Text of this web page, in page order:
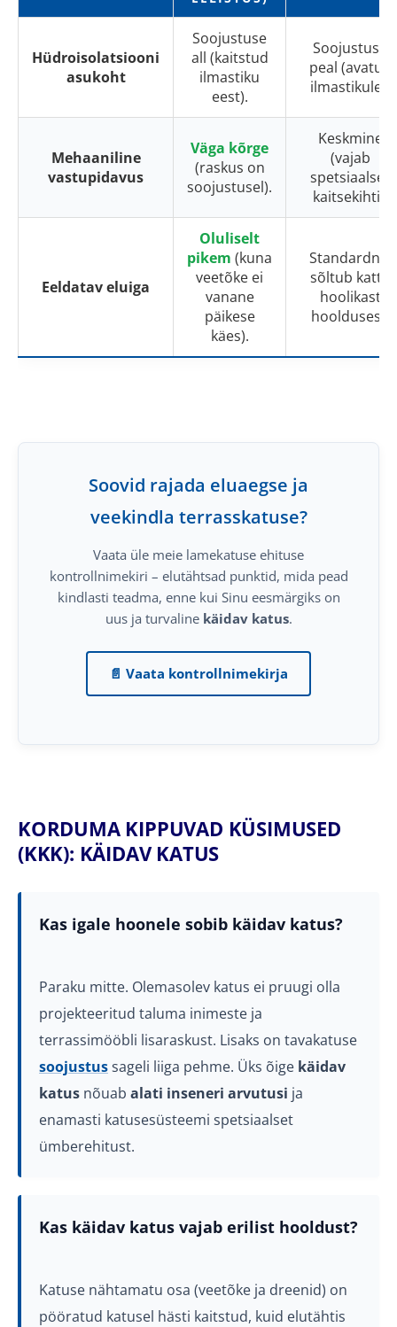
Hüdroisolatsiooni
asukoht
Soojustuse
all (kaitstud
ilmastiku
eest).
Soojustuse
peal (avatud
ilmastikule).
Mehaaniline
vastupidavus
Väga kõrge
(raskus on
soojustusel).
Keskmine
(vajab
spetsiaalset
kaitsekihti).
Eeldatav eluiga
Oluliselt
pikem (kuna
veetõke ei
vanane
päikese
käes).
Standardne,
sõltub katte
hoolikast
hooldusest.
Soovid rajada eluaegse ja
veekindla terrasskatuse?
Vaata üle meie lamekatuse ehituse
kontrollnimekiri – elutähtsad punktid, mida pead
kindlasti teadma, enne kui Sinu eesmärgiks on
uus ja turvaline käidav katus.
📄 Vaata kontrollnimekirja
KORDUMA KIPPUVAD KÜSIMUSED
(KKK): KÄIDAV KATUS
Kas igale hoonele sobib käidav katus?
Paraku mitte. Olemasolev katus ei pruugi olla
projekteeritud taluma inimeste ja
terrassimööbli lisaraskust. Lisaks on tavakatuse
soojustussageli liiga pehme. Üks õige käidav
katus nõuab alati inseneri arvutusi ja
enamasti katusesüsteemi spetsiaalset
ümberehitust.
Kas käidav katus vajab erilist hooldust?
Katuse nähtamatu osa (veetõke ja dreenid) on
pööratud katusel hästi kaitstud, kuid elutähtis